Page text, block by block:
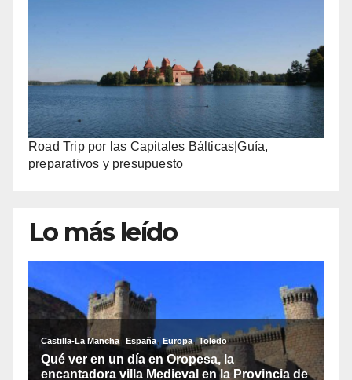
Road Trip por las Capitales Bálticas|Guía,
preparativos y presupuesto
Lo más leído